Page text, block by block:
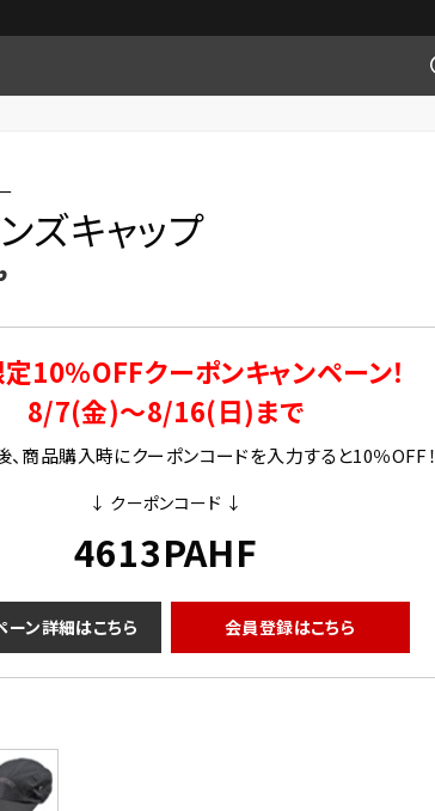
ズキャップ
10％OFFクーポンキャンペーン！
8/7(金)～8/16(日)まで
、商品購入時にクーポンコードを入力すると10％OFF！
↓ クーポンコード ↓
4613PAHF
ーン詳細はこちら 会員登録はこちら